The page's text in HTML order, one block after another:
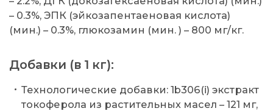
– 0.3%, ЭПК (эйкозапентаеновая кислота)
(мин.) – 0.3%, глюкозамин (мин. ) – 800 мг/кг.
Добавки (в 1 кг):
Технологические добавки: 1b306(i) экстракт
токоферола из растительных масел – 121 мг,